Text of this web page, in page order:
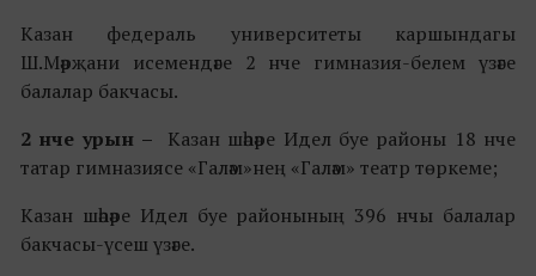
Казан федераль университеты каршындагы
Ш.Мәрҗани исемендәге 2 нче гимназия-белем үзәге
балалар бакчасы.
2 нче урын –
Казан шәһәре Идел буе районы 18 нче
татар гимназиясе «Галәм»нең «Галәм» театр төркеме;
Казан шәһәре Идел буе районының 396 нчы балалар
бакчасы-үсеш үзәге.